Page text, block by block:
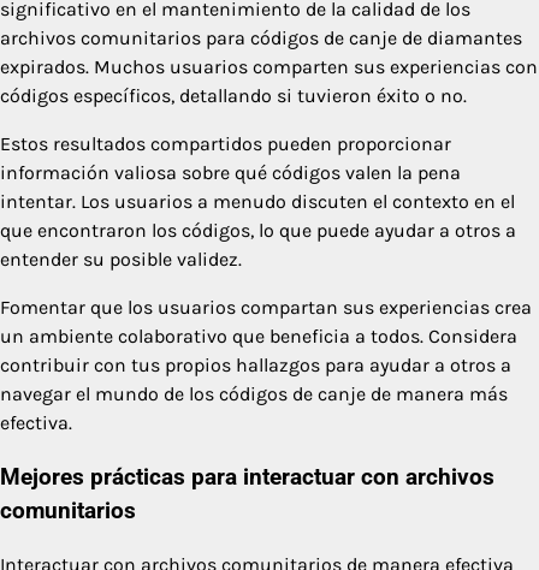
significativo en el mantenimiento de la calidad de los
archivos comunitarios para códigos de canje de diamantes
expirados. Muchos usuarios comparten sus experiencias con
códigos específicos, detallando si tuvieron éxito o no.
Estos resultados compartidos pueden proporcionar
información valiosa sobre qué códigos valen la pena
intentar. Los usuarios a menudo discuten el contexto en el
que encontraron los códigos, lo que puede ayudar a otros a
entender su posible validez.
Fomentar que los usuarios compartan sus experiencias crea
un ambiente colaborativo que beneficia a todos. Considera
contribuir con tus propios hallazgos para ayudar a otros a
navegar el mundo de los códigos de canje de manera más
efectiva.
Mejores prácticas para interactuar con archivos
comunitarios
Interactuar con archivos comunitarios de manera efectiva